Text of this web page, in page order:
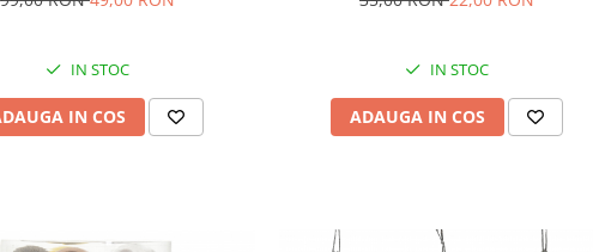
IN STOC
IN COS
IN STOC
ADAUGA IN COS